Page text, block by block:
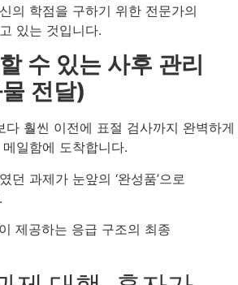
의 학점을 구하기 위한 전문가의
있는 것입니다.
수 있는 사후 관리
전달)
다 훨씬 이전에 표절 검사까지 완벽하게
일함에 도착합니다.
던 과제가 눈앞의 ‘완성품’으로
제공하는 응급 구조의 최종